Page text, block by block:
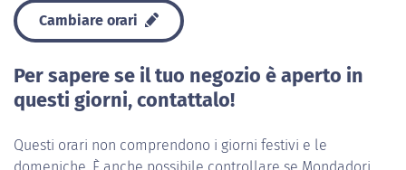
Cambiare orari
Per sapere se il tuo negozio è aperto in
questi giorni, contattalo!
Questi orari non comprendono i giorni festivi e le